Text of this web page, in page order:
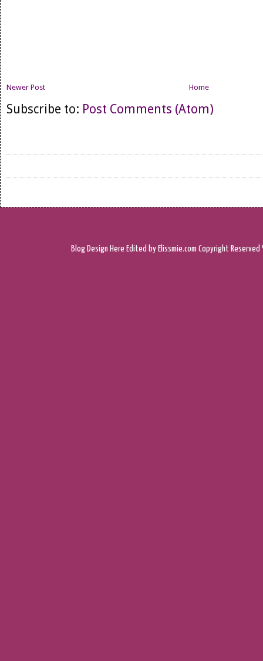
Newer Post Home
Subscribe to: Post Comments (Atom)
Blog Design Here Edited by Elissmie.com Copyright Reserved